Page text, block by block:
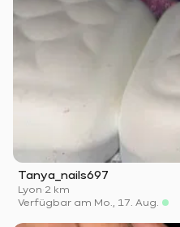
Tanya_nails697
Lyon·2 km
Verfügbar am Mo., 17. Aug.